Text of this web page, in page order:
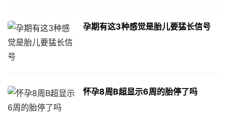
孕期有这3种感觉是胎儿要猛长信号
怀孕8周B超显示6周的胎停了吗